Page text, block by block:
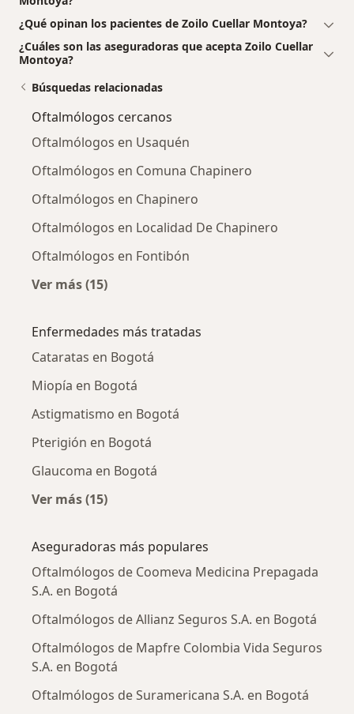
¿Qué opinan los pacientes de Zoilo Cuellar Montoya?
¿Cuáles son las aseguradoras que acepta Zoilo Cuellar
Montoya?
Búsquedas relacionadas
Oftalmólogos cercanos
Oftalmólogos en Usaquén
Oftalmólogos en Comuna Chapinero
Oftalmólogos en Chapinero
Oftalmólogos en Localidad De Chapinero
Oftalmólogos en Fontibón
Ver más (15)
Enfermedades más tratadas
Cataratas en Bogotá
Miopía en Bogotá
Astigmatismo en Bogotá
Pterigión en Bogotá
Glaucoma en Bogotá
Ver más (15)
Aseguradoras más populares
Oftalmólogos de Coomeva Medicina Prepagada
S.A. en Bogotá
Oftalmólogos de Allianz Seguros S.A. en Bogotá
Oftalmólogos de Mapfre Colombia Vida Seguros
S.A. en Bogotá
Oftalmólogos de Suramericana S.A. en Bogotá